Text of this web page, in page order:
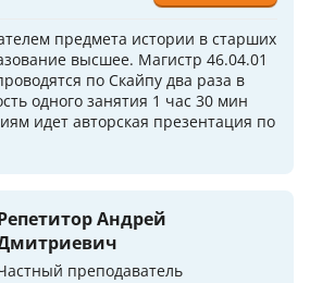
предмета истории в старших
высшее. Магистр 46.04.01
по Скайпу два раза в
одного занятия 1 час 30 мин
идет авторская презентация по
Андрей
преподаватель